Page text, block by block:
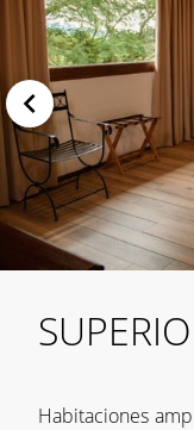
Habitaciones